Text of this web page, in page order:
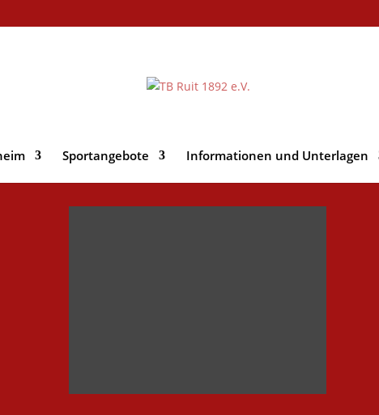
Sportangebote Informationen und Unterlagen